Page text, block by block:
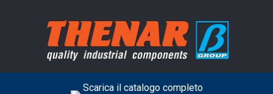
Scarica il catalogo completo